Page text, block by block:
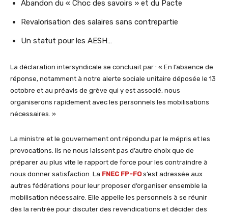
Abandon du « Choc des savoirs » et du Pacte
Revalorisation des salaires sans contrepartie
Un statut pour les AESH…
La déclaration intersyndicale se concluait par : « En l’absence de
réponse, notamment à notre alerte sociale unitaire déposée le 13
octobre et au préavis de grève qui y est associé, nous
organiserons rapidement avec les personnels les mobilisations
nécessaires. »
La ministre et le gouvernement ont répondu par le mépris et les
provocations. Ils ne nous laissent pas d’autre choix que de
préparer au plus vite le rapport de force pour les contraindre à
nous donner satisfaction. La FNEC FP-FOs’est adressée aux
autres fédérations pour leur proposer d’organiser ensemble la
mobilisation nécessaire. Elle appelle les personnels à se réunir
dès la rentrée pour discuter des revendications et décider des